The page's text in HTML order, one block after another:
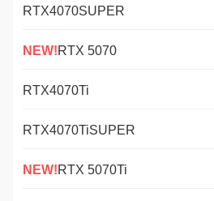
RTX4070SUPER
NEW!RTX 5070
RTX4070Ti
RTX4070TiSUPER
NEW!RTX 5070Ti